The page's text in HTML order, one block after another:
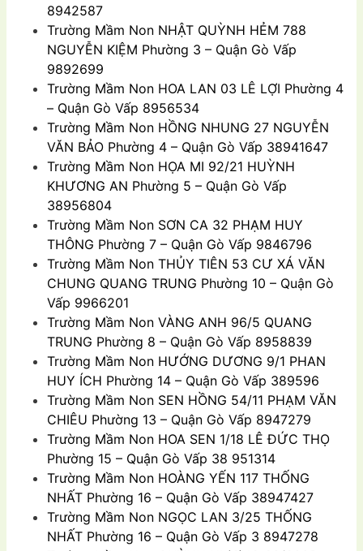
8942587
Trường Mầm Non NHẬT QUỲNH HẺM 788
NGUYỄN KIỆM Phường 3 – Quận Gò Vấp
9892699
Trường Mầm Non HOA LAN 03 LÊ LỢI Phường 4
– Quận Gò Vấp 8956534
Trường Mầm Non HỒNG NHUNG 27 NGUYỄN
VĂN BẢO Phường 4 – Quận Gò Vấp 38941647
Trường Mầm Non HỌA MI 92/21 HUỲNH
KHƯƠNG AN Phường 5 – Quận Gò Vấp
38956804
Trường Mầm Non SƠN CA 32 PHẠM HUY
THÔNG Phường 7 – Quận Gò Vấp 9846796
Trường Mầm Non THỦY TIÊN 53 CƯ XÁ VĂN
CHUNG QUANG TRUNG Phường 10 – Quận Gò
Vấp 9966201
Trường Mầm Non VÀNG ANH 96/5 QUANG
TRUNG Phường 8 – Quận Gò Vấp 8958839
Trường Mầm Non HƯỚNG DƯƠNG 9/1 PHAN
HUY ÍCH Phường 14 – Quận Gò Vấp 389596
Trường Mầm Non SEN HỒNG 54/11 PHẠM VĂN
CHIÊU Phường 13 – Quận Gò Vấp 8947279
Trường Mầm Non HOA SEN 1/18 LÊ ÐỨC THỌ
Phường 15 – Quận Gò Vấp 38 951314
Trường Mầm Non HOÀNG YẾN 117 THỐNG
NHẤT Phường 16 – Quận Gò Vấp 38947427
Trường Mầm Non NGỌC LAN 3/25 THỐNG
NHẤT Phường 16 – Quận Gò Vấp 3 8947278